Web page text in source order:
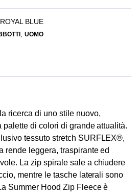
BLUE
,UOMO
ricerca di uno stile nuovo,
palette di colori di grande attualità.
tessuto stretch SURFLEX®,
rende leggera, traspirante ed
La zip spirale sale a chiudere
mentre le tasche laterali sono
Summer Hood Zip Fleece è